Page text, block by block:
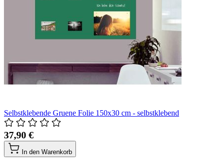
Selbstklebende Gruene Folie 150x30 cm - selbstklebend
37,90 €
In den Warenkorb